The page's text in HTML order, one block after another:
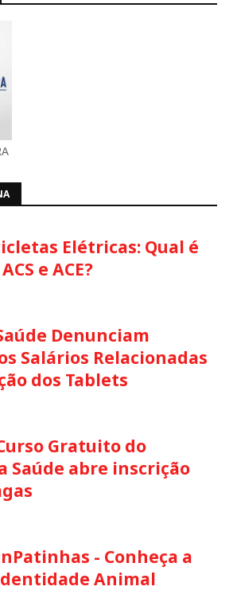
Elétricas: Qual é
e ACE?
Denunciam
Salários Relacionadas
dos Tablets
Gratuito do
Saúde abre inscrição
- Conheça a
Animal